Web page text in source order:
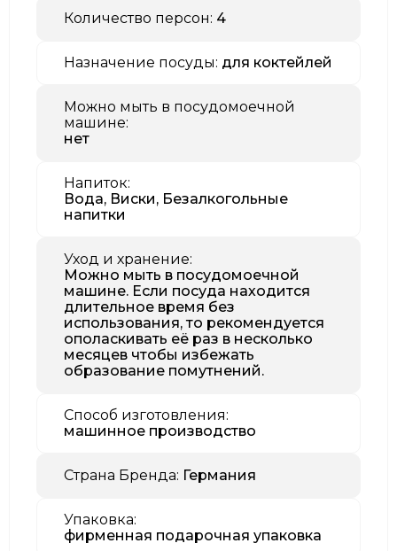
Количество персон: 4
Назначение посуды: для коктейлей
Можно мыть в посудомоечной
машине:
нет
Напиток:
Вода, Виски, Безалкогольные
напитки
Уход и хранение:
Можно мыть в посудомоечной
машине. Если посуда находится
длительное время без
использования, то рекомендуется
ополаскивать её раз в несколько
месяцев чтобы избежать
образование помутнений.
Способ изготовления:
машинное производство
Страна Бренда: Германия
Упаковка:
фирменная подарочная упаковка